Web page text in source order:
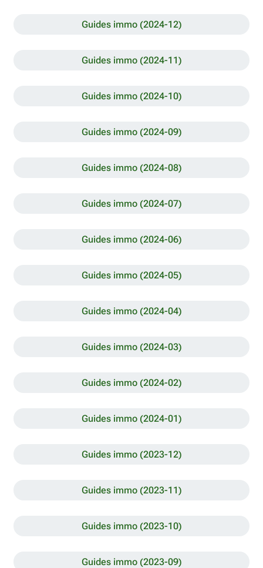
Guides immo (2024-12)
Guides immo (2024-11)
Guides immo (2024-10)
Guides immo (2024-09)
Guides immo (2024-08)
Guides immo (2024-07)
Guides immo (2024-06)
Guides immo (2024-05)
Guides immo (2024-04)
Guides immo (2024-03)
Guides immo (2024-02)
Guides immo (2024-01)
Guides immo (2023-12)
Guides immo (2023-11)
Guides immo (2023-10)
Guides immo (2023-09)